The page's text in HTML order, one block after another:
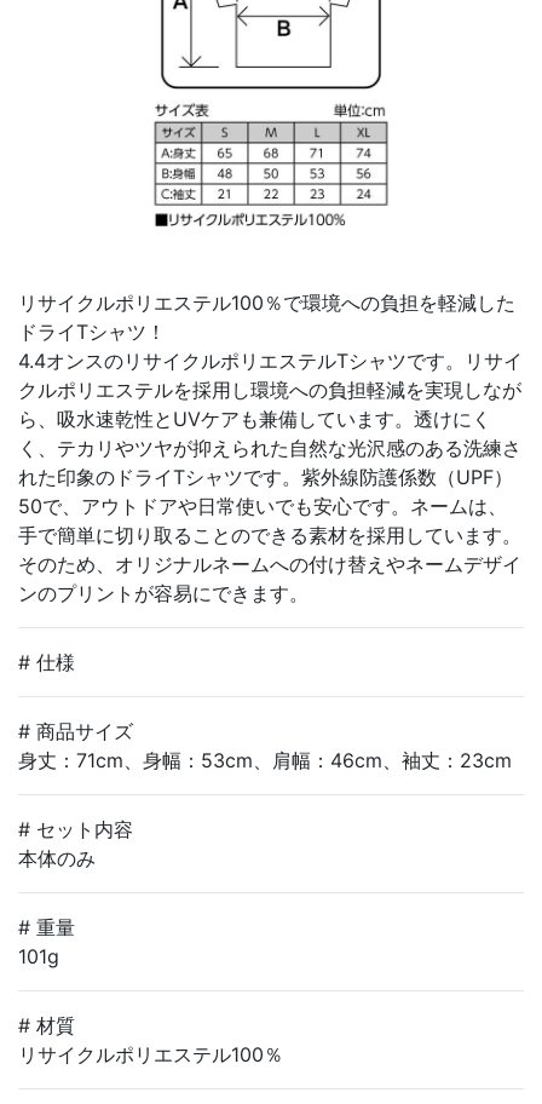
リサイクルポリエステル100％で環境への負担を軽減した
ドライTシャツ！
4.4オンスのリサイクルポリエステルTシャツです。リサイ
クルポリエステルを採用し環境への負担軽減を実現しなが
ら、吸水速乾性とUVケアも兼備しています。透けにく
く、テカリやツヤが抑えられた自然な光沢感のある洗練さ
れた印象のドライTシャツです。紫外線防護係数（UPF）
50で、アウトドアや日常使いでも安心です。ネームは、
手で簡単に切り取ることのできる素材を採用しています。
そのため、オリジナルネームへの付け替えやネームデザイ
ンのプリントが容易にできます。
# 仕様
# 商品サイズ
身丈：71cm、身幅：53cm、肩幅：46cm、袖丈：23cm
# セット内容
本体のみ
# 重量
101g
# 材質
リサイクルポリエステル100％